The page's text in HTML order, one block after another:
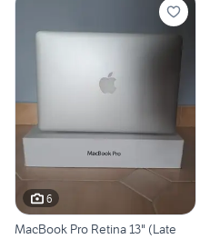
6
MacBook Pro Retina 13" (Late